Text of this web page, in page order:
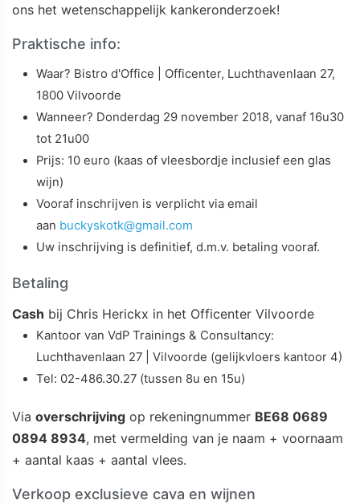
ons het wetenschappelijk kankeronderzoek!
Praktische info:
Waar? Bistro d'Office | Officenter, Luchthavenlaan 27,
1800 Vilvoorde
Wanneer? Donderdag 29 november 2018, vanaf 16u30
tot 21u00
Prijs: 10 euro (kaas of vleesbordje inclusief een glas
wijn)
Vooraf inschrijven is verplicht via email
aan buckyskotk@gmail.com
Uw inschrijving is definitief, d.m.v. betaling vooraf.
Betaling
Cash bij Chris Herickx in het Officenter Vilvoorde
Kantoor van VdP Trainings & Consultancy:
Luchthavenlaan 27 | Vilvoorde (gelijkvloers kantoor 4)
Tel: 02-486.30.27 (tussen 8u en 15u)
Via overschrijving op rekeningnummer BE68 0689
0894 8934, met vermelding van je naam + voornaam
+ aantal kaas + aantal vlees.
Verkoop exclusieve cava en wijnen